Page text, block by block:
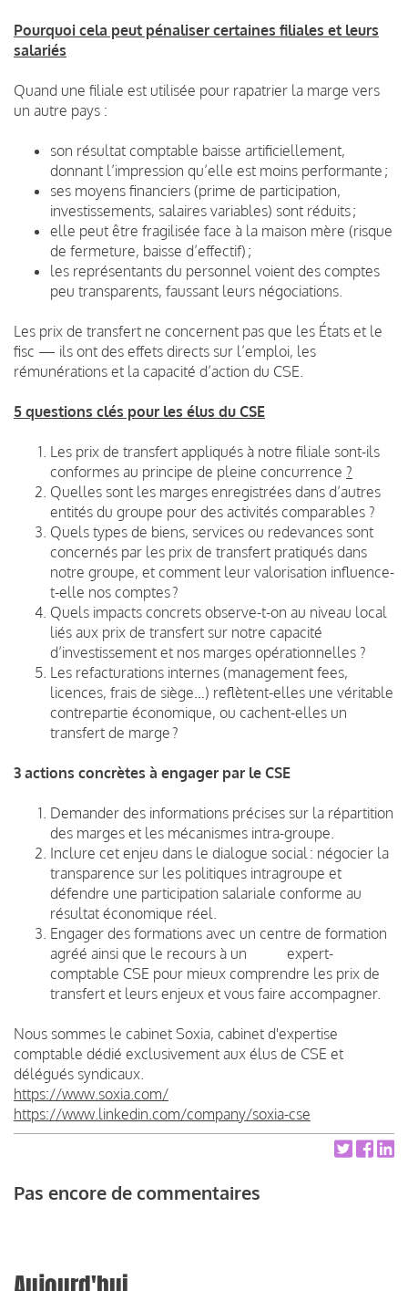
Pourquoi cela peut pénaliser certaines filiales et leurs
salariés
Quand une filiale est utilisée pour rapatrier la marge vers
un autre pays :
son résultat comptable baisse artificiellement,
donnant l’impression qu’elle est moins performante ;
ses moyens financiers (prime de participation,
investissements, salaires variables) sont réduits ;
elle peut être fragilisée face à la maison mère (risque
de fermeture, baisse d’effectif) ;
les représentants du personnel voient des comptes
peu transparents, faussant leurs négociations.
Les prix de transfert ne concernent pas que les États et le
fisc — ils ont des effets directs sur l’emploi, les
rémunérations et la capacité d’action du CSE.
5 questions clés pour les élus du CSE
Les prix de transfert appliqués à notre filiale sont-ils
conformes au principe de pleine concurrence ?
Quelles sont les marges enregistrées dans d’autres
entités du groupe pour des activités comparables ?
Quels types de biens, services ou redevances sont
concernés par les prix de transfert pratiqués dans
notre groupe, et comment leur valorisation influence-
t-elle nos comptes ?​
Quels impacts concrets observe-t-on au niveau local
liés aux prix de transfert sur notre capacité
d’investissement et nos marges opérationnelles ?
Les refacturations internes (management fees,
licences, frais de siège…) reflètent-elles une véritable
contrepartie économique, ou cachent-elles un
transfert de marge ?
3 actions concrètes à engager par le CSE
Demander des informations précises sur la répartition
des marges et les mécanismes intra-groupe.
Inclure cet enjeu dans le dialogue social : négocier la
transparence sur les politiques intragroupe et
défendre une participation salariale conforme au
résultat économique réel.
Engager des formations avec un centre de formation
agréé ainsi que le recours à un expert-
comptable CSE pour mieux comprendre les prix de
transfert et leurs enjeux et vous faire accompagner.
Nous sommes le cabinet Soxia, cabinet d'expertise
comptable dédié exclusivement aux élus de CSE et
délégués syndicaux.
https://www.soxia.com/
https://www.linkedin.com/company/soxia-cse
Pas encore de commentaires